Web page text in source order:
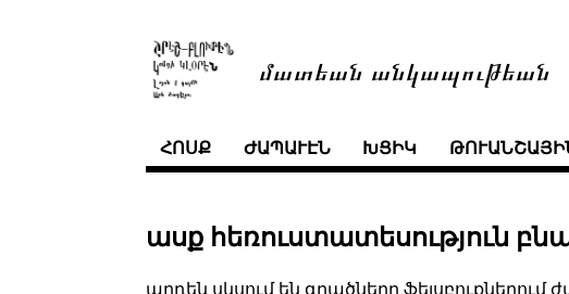
մատեան անկապութեան
ՀՈՍՔ ԺԱՊԱՒԷՆ ԽՑԻԿ
ասք հեռուստատեսություն
արդեն սկսում են գրածները ֆեյսբուքներում